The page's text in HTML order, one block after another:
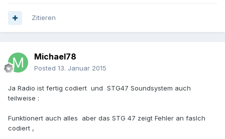
Zitieren
Michael78
Posted 13. Januar 2015
Ja Radio ist fertig codiert und STG47 Soundsystem auch
teilweise :
Funktionert auch alles aber das STG 47 zeigt Fehler an faslch
codiert ,